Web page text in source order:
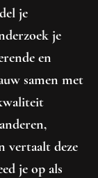
je
je
en
samen met
vertaalt deze
je op als